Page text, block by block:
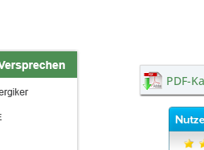
PDF-